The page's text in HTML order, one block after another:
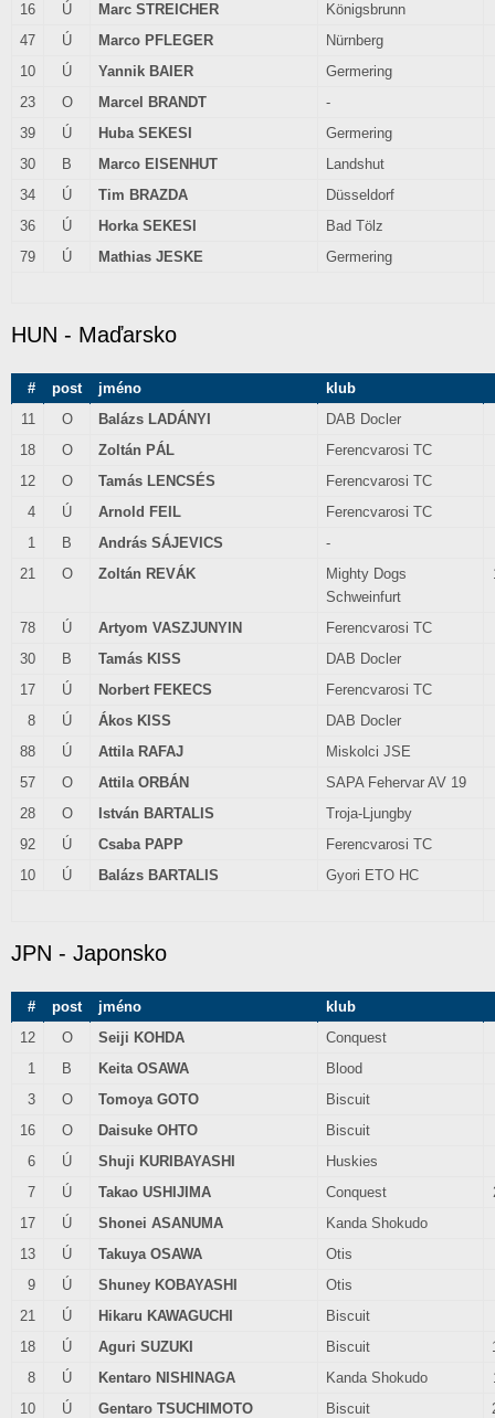
16
Ú Marc STREICHER
Königsbrunn
47
Ú Marco PFLEGER
Nürnberg
10
Ú Yannik BAIER
Germering
23
O Marcel BRANDT
-
39
Ú Huba SEKESI
Germering
30
B Marco EISENHUT
Landshut
34
Ú Tim BRAZDA
Düsseldorf
36
Ú Horka SEKESI
Bad Tölz
79
Ú Mathias JESKE Germering
HUN - Maďarsko
# post jméno
klub
11
O Balázs LADÁNYI
DAB Docler
18
O Zoltán PÁL
Ferencvarosi TC
12
O Tamás LENCSÉS
Ferencvarosi TC
4
Ú Arnold FEIL
Ferencvarosi TC
1
B András SÁJEVICS
-
21
O Zoltán REVÁK
Mighty Dogs
Schweinfurt
78 Ú Artyom VASZJUNYIN
Ferencvarosi TC
30
B Tamás KISS
DAB Docler
17
Ú Norbert FEKECS
Ferencvarosi TC
8
Ú Ákos KISS
DAB Docler
88
Ú Attila RAFAJ
Miskolci JSE
57
O Attila ORBÁN
SAPA Fehervar AV 19
28
O István BARTALIS
Troja-Ljungby
92
Ú Csaba PAPP
Ferencvarosi TC
10
Ú Balázs BARTALIS Gyori ETO HC
JPN - Japonsko
# post jméno
klub
12
O Seiji KOHDA
Conquest
1
B Keita OSAWA
Blood
3
O Tomoya GOTO
Biscuit
16
O Daisuke OHTO
Biscuit
6
Ú Shuji KURIBAYASHI
Huskies
7
Ú Takao USHIJIMA Conquest
17
Ú Shonei ASANUMA
Kanda Shokudo
13
Ú Takuya OSAWA
Otis
9
Ú Shuney KOBAYASHI
Otis
21
Ú Hikaru KAWAGUCHI
Biscuit
18
Ú Aguri SUZUKI Biscuit
8
Ú Kentaro NISHINAGA Kanda Shokudo
10
Ú Gentaro TSUCHIMOTO Biscuit